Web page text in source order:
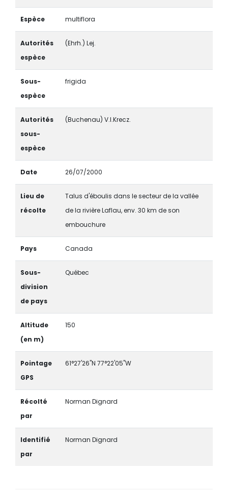
Espèce multiflora
Autorités
espèce
(Ehrh.) Lej.
Sous-
espèce
frigida
Autorités
sous-
espèce
(Buchenau) V.I.Krecz.
Date 26/07/2000
Lieu de
récolte
Talus d'éboulis dans le secteur de la vallée
de la rivière Laflau, env. 30 km de son
embouchure
Pays Canada
Sous-
division
de pays
Québec
Altitude
(en m)
150
Pointage
GPS
61°27'26"N 77°22'05"W
Récolté
par
Norman Dignard
Identifié
par
Norman Dignard